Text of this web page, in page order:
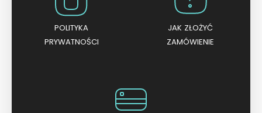
POLITYKA
PRYWATNOŚCI
JAK ZŁOŻYĆ
ZAMÓWIENIE